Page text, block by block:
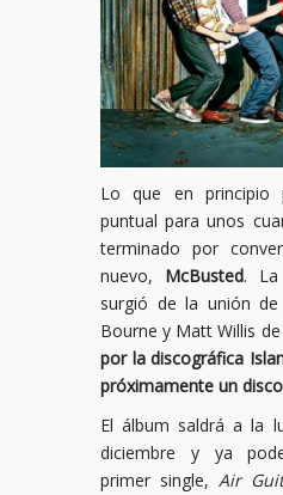
Lo que en principio
puntual para unos
terminado por
nuevo, McBusted. La
surgió de la unión
Bourne y Matt Willis
por la discográfica
próximamente un
El álbum saldrá a la
diciembre y ya
primer single, Air